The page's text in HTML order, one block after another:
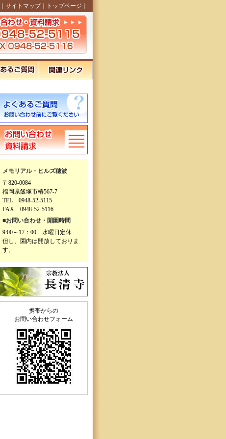
サイトマップ｜ トップページ
メモリアル・ヒルズ穂波
〒820-0084
福岡県飯塚市椿567-7
TEL 0948-52-5115
FAX 0948-52-5116
■お問い合わせ・開園時間
9:00～17：00 水曜日定休
但し、園内は開放しておりま
す。
携帯からの
お問い合わせフォーム